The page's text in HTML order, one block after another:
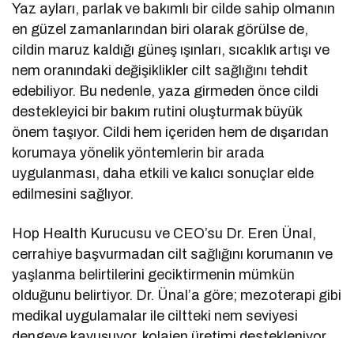
Yaz ayları, parlak ve bakımlı bir cilde sahip olmanın
en güzel zamanlarından biri olarak görülse de,
cildin maruz kaldığı güneş ışınları, sıcaklık artışı ve
nem oranındaki değişiklikler cilt sağlığını tehdit
edebiliyor. Bu nedenle, yaza girmeden önce cildi
destekleyici bir bakım rutini oluşturmak büyük
önem taşıyor. Cildi hem içeriden hem de dışarıdan
korumaya yönelik yöntemlerin bir arada
uygulanması, daha etkili ve kalıcı sonuçlar elde
edilmesini sağlıyor.
Hop Health Kurucusu ve CEO’su Dr. Eren Ünal,
cerrahiye başvurmadan cilt sağlığını korumanın ve
yaşlanma belirtilerini geciktirmenin mümkün
olduğunu belirtiyor. Dr. Ünal’a göre; mezoterapi gibi
medikal uygulamalar ile ciltteki nem seviyesi